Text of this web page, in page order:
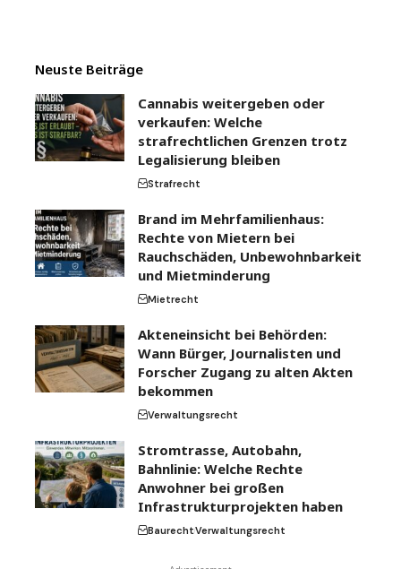
Neuste Beiträge
Cannabis weitergeben oder
verkaufen: Welche
strafrechtlichen Grenzen trotz
Legalisierung bleiben
Strafrecht
Brand im Mehrfamilienhaus:
Rechte von Mietern bei
Rauchschäden, Unbewohnbarkeit
und Mietminderung
Mietrecht
Akteneinsicht bei Behörden:
Wann Bürger, Journalisten und
Forscher Zugang zu alten Akten
bekommen
Verwaltungsrecht
Stromtrasse, Autobahn,
Bahnlinie: Welche Rechte
Anwohner bei großen
Infrastrukturprojekten haben
BaurechtVerwaltungsrecht